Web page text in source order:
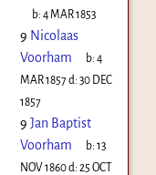
b:4 MAR 1853
9 Nicolaas
Voorham
b:4
MAR 1857d: 30 DEC
1857
9 Jan Baptist
Voorham
b:13
NOV 1860d: 25 OCT